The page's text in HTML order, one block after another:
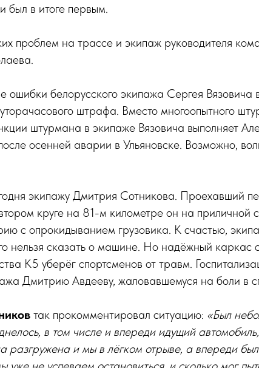
был в итоге первым.
проблем на трассе и экипаж руководителя
ошибки белорусского экипажа Сергея Вязовича
штрафа. Вместо многоопытного
штурмана в экипаже Вязовича выполняет
осенней аварии в Ульяновске. Возможно,
экипажу Дмитрия Сотникова. Проехавший
круге на 81-м километре он на приличной
с опрокидыванием грузовика. К счастью,
нельзя сказать о машине. Но надёжный каркас
К5 уберёг спортсменов от травм.
Дмитрию Авдееву, жаловавшемуся на боли в
так прокомментировал ситуацию: «Был
в том числе и впереди идущий
разгружена и мы в лёгком отрыве, а впереди